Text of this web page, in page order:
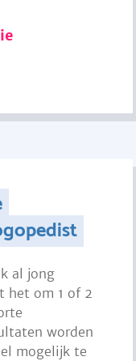
al jong
het om 1 of 2
worden
mogelijk te